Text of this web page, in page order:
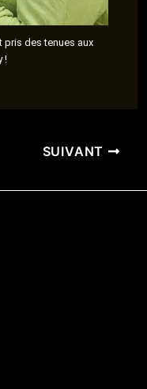
pris des tenues aux
!
SUIVANT